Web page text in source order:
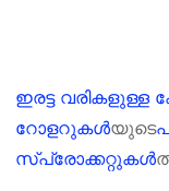
ഇരട്ട
റോളറുകൾയുടെ
സ്പ്രോക്കറ്റുകൾ